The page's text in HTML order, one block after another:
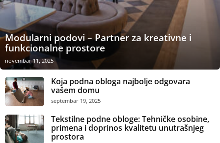
Modularni podovi – Partner za kreativne i
funkcionalne prostore
novembar 11, 2025
Koja podna obloga najbolje odgovara
vašem domu
septembar 19, 2025
Tekstilne podne obloge: Tehničke osobine,
primena i doprinos kvalitetu unutrašnjeg
prostora